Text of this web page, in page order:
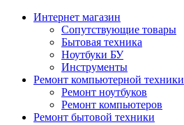
Интернет магазин
Сопутствующие товары
Бытовая техника
Ноутбуки БУ
Инструменты
Ремонт компьютерной техники
Ремонт ноутбуков
Ремонт компьютеров
Ремонт бытовой техники